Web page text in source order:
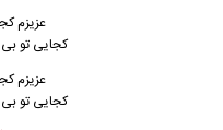
عزیزم
کجایی تو
عزیزم
کجایی تو